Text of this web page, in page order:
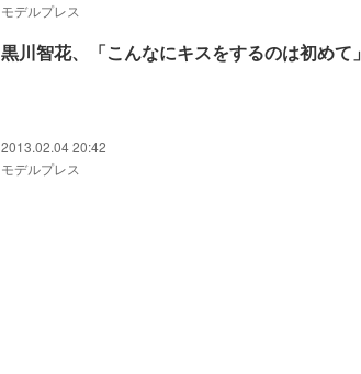
モデルプレス
黒川智花、「こんなにキスをするのは初めて」
2013.02.04 20:42
モデルプレス